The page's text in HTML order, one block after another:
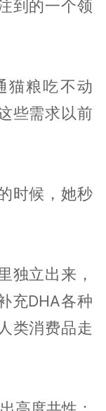
到的一个领
猫粮吃不动
些需求以前
时候，她秒
独立出来，
充DHA各种
类消费品走